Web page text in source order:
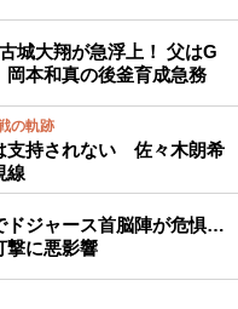
城大翔が急浮上！ 父はG
本和真の後釜育成急務
の軌跡
支持されない 佐々木朗希
線
ドジャース首脳陣が危惧…
撃に悪影響